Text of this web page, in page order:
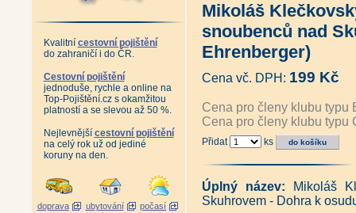
Kvalitní cestovní pojištění
do zahraničí i do ČR.
Cestovní pojištění
jednoduše, rychle a online na
Top-Pojištění.cz s okamžitou
platností a se slevou až 50 %.
Nejlevnější cestovní pojištění
na celý rok už od jediné
koruny na den.
doprava ubytování počasí
Pohádkové povídačky z
Druhá stovka pověstí z Polné
Pověsti z Vysočiny I (Jan
Pověsti z Vysočiny II (Jan
Pověsti z Vysočiny III (Jan
Sto a jedna pověst z Polné a
Kamenická řemesla (Míla
Lovy v Jeseníkách a na
Kraj návratů i setrvání (Věra
Vysočina - Portrét kraje
Vysočina genius loci (Vladimír
Antikvariát - Vysočina ve
Vysočina - hrady, zámky,
Mikoláš
snoubenců nad
Ehrenberger)
Cena vč. DPH: 199 Kč
Cena pro členy klubu typu
Cena pro členy klubu typu
Přidat ks
Úplný název:
Mikoláš
Skuhrovem - Dohra k